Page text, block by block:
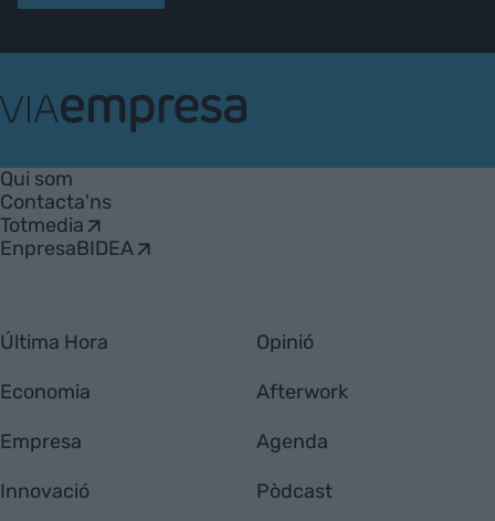
Empresa
Qui som
Contacta'ns
Totmedia
EnpresaBIDEA
Última Hora
Economia
Empresa
Innovació
Opinió
Afterwork
Agenda
Pòdcast